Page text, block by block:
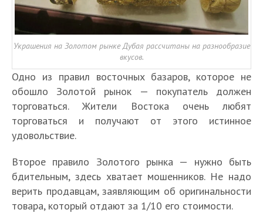
Украшения на Золотом рынке Дубая рассчитаны на разнообразие
вкусов.
Одно из правил восточных базаров, которое не
обошло Золотой рынок — покупатель должен
торговаться. Жители Востока очень любят
торговаться и получают от этого истинное
удовольствие.
Второе правило Золотого рынка — нужно быть
бдительным, здесь хватает мошенников. Не надо
верить продавцам, заявляющим об оригинальности
товара, который отдают за 1/10 его стоимости.